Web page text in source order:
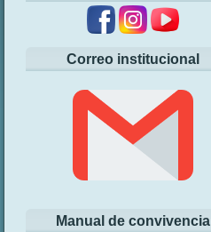
Correo institucional
Manual de convivencia